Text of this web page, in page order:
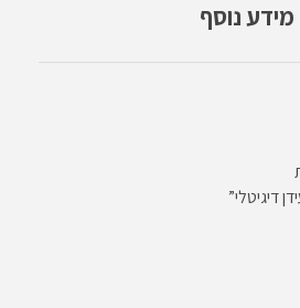
מידע נוסף
דיגיטלי”